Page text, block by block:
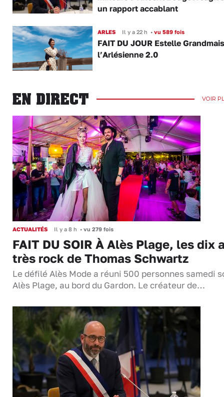
un rapport accablant
ARLES Il y a 22 h •vu 589 fois
FAIT DU JOUR Estelle
l’Arlésienne 2.0
EN DIRECT VOIR
ACTUALITÉS Il y a 8 h • vu 279 fois
FAIT DU SOIR À Alès Plage, les dix
très rock de Thomas Schwartz
Le défilé Alès Mode a réuni 500 personnes samedi
Alès Plage, au bord du Gardon. Le créateur de…